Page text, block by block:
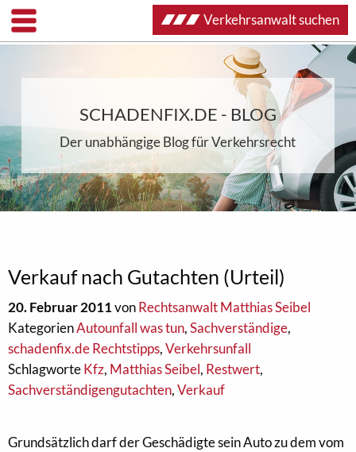
SCHADENFIX.DE - BLOG
Der unabhängige Blog für Verkehrsrecht
Verkauf nach Gutachten (Urteil)
20. Februar 2011vonRechtsanwalt Matthias Seibel
KategorienAutounfall was tun,Sachverständige,
schadenfix.de Rechtstipps,Verkehrsunfall
SchlagworteKfz, Matthias Seibel, Restwert,
Sachverständigengutachten,Verkauf
Grundsätzlich darf der Geschädigte sein Auto zu dem vom
Verkehrsanwalt suchen